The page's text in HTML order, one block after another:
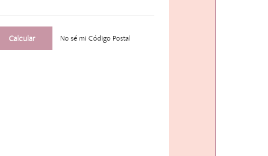
No sé mi Código Postal